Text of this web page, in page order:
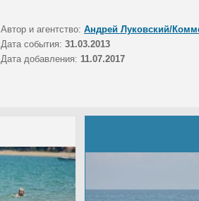
Автор и агентство: Андрей Луковский/
Дата события: 31.03.2013
Дата добавления: 11.07.2017